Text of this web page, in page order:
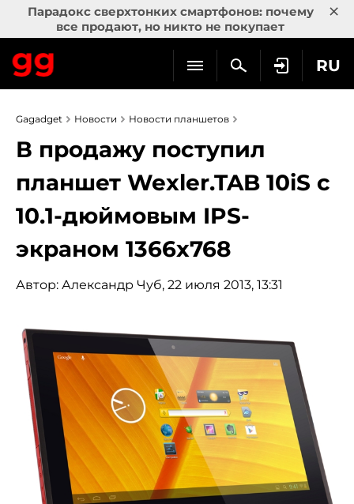
Парадокс сверхтонких смартфонов: почему
все продают, но никто не покупает
×
RU
Gagadget Новости Новости планшетов
В продажу поступил
планшет Wexler.TAB 10iS с
10.1-дюймовым IPS-
экраном 1366х768
Автор: Александр Чуб, 22 июля 2013, 13:31